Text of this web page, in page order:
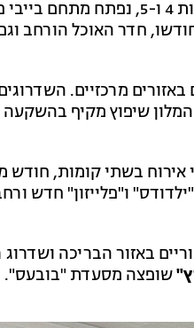
נערך שדרוג מקיף, במסגרתו שופצו קומות 4 ו-5,
חדר האוכל הורחב
באזורים מרכזיים.
אירוח בשתי קומות, חודש
ו"פלייזון" חדש
באזור הבריכה
שופצה מסעדת "בובעס".